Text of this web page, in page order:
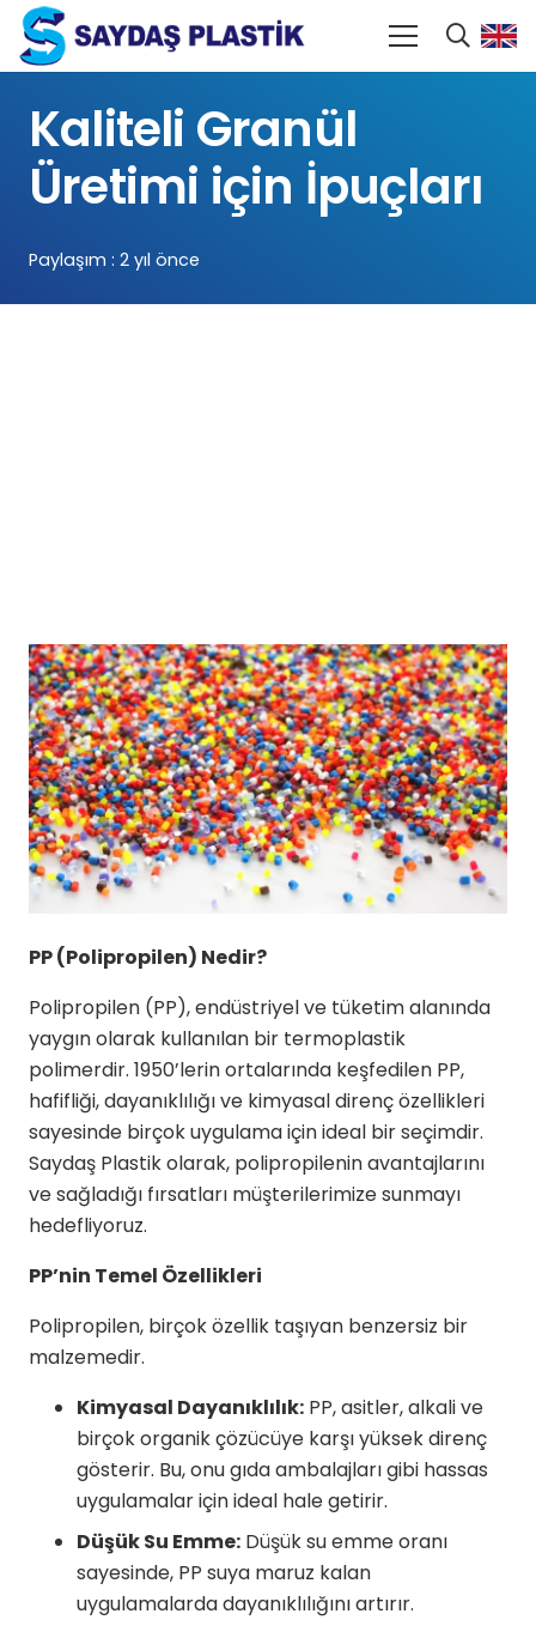
Kaliteli Granül
Üretimi için İpuçları
Paylaşım : 2 yıl önce
PP (Polipropilen) Nedir?
Polipropilen (PP), endüstriyel ve tüketim alanında
yaygın olarak kullanılan bir termoplastik
polimerdir. 1950’lerin ortalarında keşfedilen PP,
hafifliği, dayanıklılığı ve kimyasal direnç özellikleri
sayesinde birçok uygulama için ideal bir seçimdir.
Saydaş Plastik olarak, polipropilenin avantajlarını
ve sağladığı fırsatları müşterilerimize sunmayı
hedefliyoruz.
PP’nin Temel Özellikleri
Polipropilen, birçok özellik taşıyan benzersiz bir
malzemedir.
Kimyasal Dayanıklılık: PP, asitler, alkali ve
birçok organik çözücüye karşı yüksek direnç
gösterir. Bu, onu gıda ambalajları gibi hassas
uygulamalar için ideal hale getirir.
Düşük Su Emme: Düşük su emme oranı
sayesinde, PP suya maruz kalan
uygulamalarda dayanıklılığını artırır.